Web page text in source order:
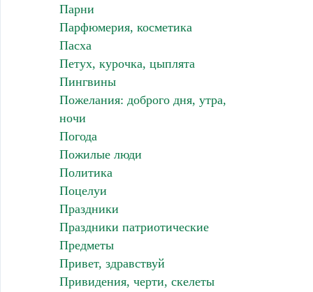
Парни
Парфюмерия, косметика
Пасха
Петух, курочка, цыплята
Пингвины
Пожелания: доброго дня, утра,
ночи
Погода
Пожилые люди
Политика
Поцелуи
Праздники
Праздники патриотические
Предметы
Привет, здравствуй
Привидения, черти, скелеты